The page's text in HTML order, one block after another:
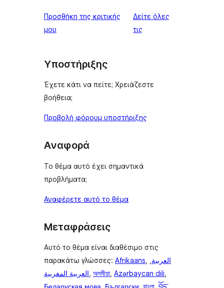
reviews
star
reviews
Προσθήκη της κριτικής
μου
Δείτε όλες
τις
Υποστήριξης
Έχετε κάτι να πείτε; Χρειάζεστε
βοήθεια;
Προβολή φόρουμ υποστήριξης
Αναφορά
Το θέμα αυτό έχει σημαντικά
προβλήματα;
Αναφέρετε αυτό το θέμα
Μεταφράσεις
Αυτό το θέμα είναι διαθέσιμο στις
παρακάτω γλώσσες: Afrikaans العربية
العربية المغربية অসমীয়া Azərbaycan dili